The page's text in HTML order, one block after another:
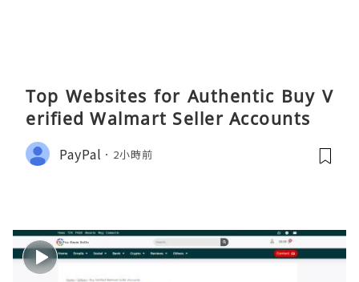
Top Websites for Authentic Buy V
erified Walmart Seller Accounts
PayPal 2小時前